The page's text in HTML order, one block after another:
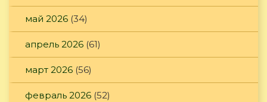
май 2026 (34)
апрель 2026 (61)
март 2026 (56)
февраль 2026 (52)